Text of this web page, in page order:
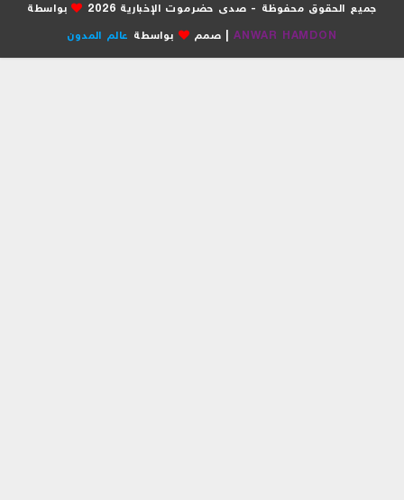
جميع الحقوق محفوظة - صدى حضرموت الإخبارية 2026
بواسطة
ANWAR HAMDON| صمم بواسطةعالم المدون